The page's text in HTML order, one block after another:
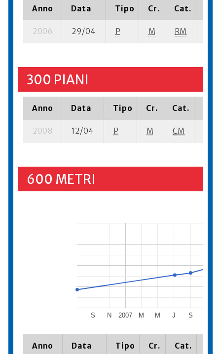
Anno Data Tipo Cr. Cat.
2006 29/04 P M RM
300 PIANI
Anno Data Tipo Cr. Cat.
2008 12/04 P M CM
600 METRI
2007
S N M M J S
Anno Data Tipo Cr. Cat.